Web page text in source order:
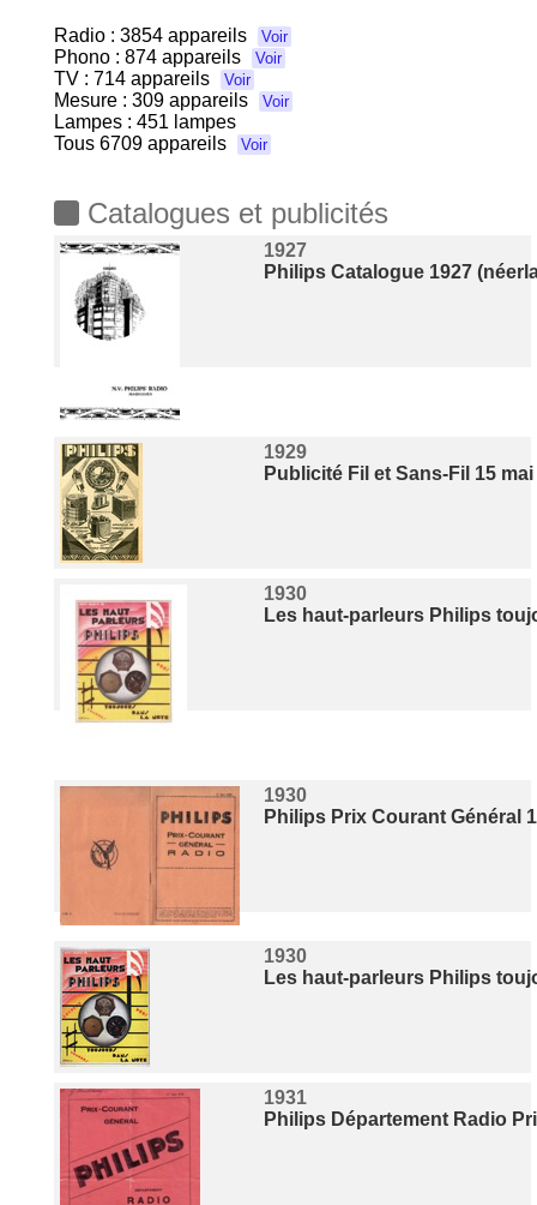
Radio : 3854 appareils Voir
Phono : 874 appareils Voir
TV : 714 appareils Voir
Mesure : 309 appareils Voir
Lampes : 451 lampes
Tous 6709 appareils Voir
Catalogues et publicités
1927
Philips Catalogue 1927
1929
Publicité Fil et Sans-Fil 15 mai
1930
Les haut-parleurs Philips
1930
Philips Prix Courant Général
1930
Les haut-parleurs Philips
1931
Philips Département Radio